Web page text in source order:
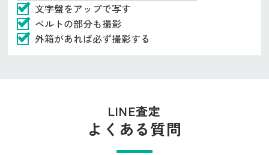
文字盤をアップで写す
ベルトの部分も撮影
外箱があれば必ず撮影する
LINE査定
よくある質問